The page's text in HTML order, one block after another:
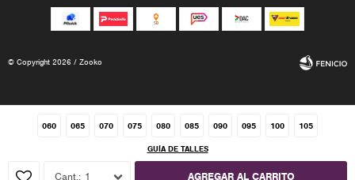
060 065 070 075 080 085 090 095 100 105
GUÍA DE TALLES
1 AGREGAR AL CARRITO
© Copyright 2026 / Zooko